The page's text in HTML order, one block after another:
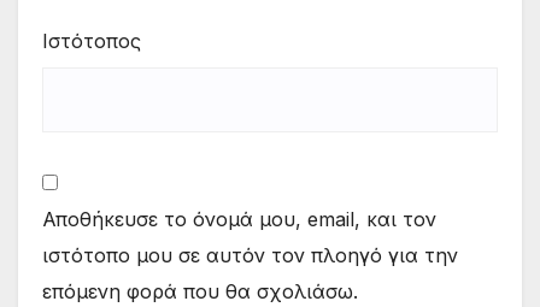
Ιστότοπος
Αποθήκευσε το όνομά μου, email, και τον
ιστότοπο μου σε αυτόν τον πλοηγό για την
επόμενη φορά που θα σχολιάσω.